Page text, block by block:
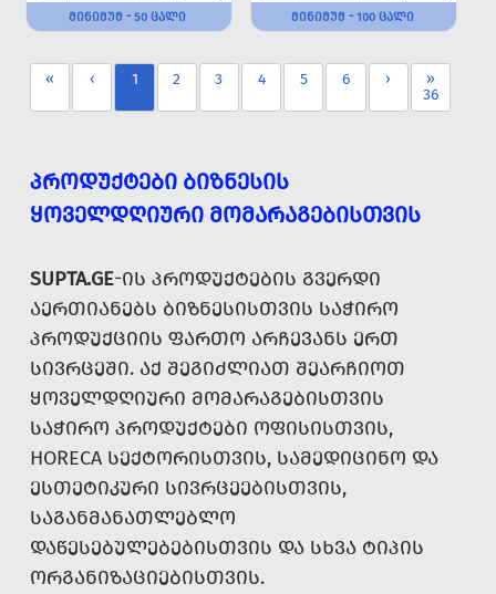
ᲛᲘᲜᲘᲛᲣᲛ - 50 ᲪᲐᲚᲘ ᲛᲘᲜᲘᲛᲣᲛ - 100 ᲪᲐᲚᲘ
« ‹ 1 2 3 4 5 6 ›
»
36
ᲞᲠᲝᲓᲣᲥᲢᲔᲑᲘ ᲑᲘᲖᲜᲔᲡᲘᲡ
ᲧᲝᲕᲔᲚᲓᲦᲘᲣᲠᲘ ᲛᲝᲛᲐᲠᲐᲒᲔᲑᲘᲡᲗᲕᲘᲡ
SUPTA.GE-ᲘᲡ ᲞᲠᲝᲓᲣᲥᲢᲔᲑᲘᲡ ᲒᲕᲔᲠᲓᲘ
ᲐᲔᲠᲗᲘᲐᲜᲔᲑᲡ ᲑᲘᲖᲜᲔᲡᲘᲡᲗᲕᲘᲡ ᲡᲐᲭᲘᲠᲝ
ᲞᲠᲝᲓᲣᲥᲪᲘᲘᲡ ᲤᲐᲠᲗᲝ ᲐᲠᲩᲔᲕᲐᲜᲡ ᲔᲠᲗ
ᲡᲘᲕᲠᲪᲔᲨᲘ. ᲐᲥ ᲨᲔᲒᲘᲫᲚᲘᲐᲗ ᲨᲔᲐᲠᲩᲘᲝᲗ
ᲧᲝᲕᲔᲚᲓᲦᲘᲣᲠᲘ ᲛᲝᲛᲐᲠᲐᲒᲔᲑᲘᲡᲗᲕᲘᲡ
ᲡᲐᲭᲘᲠᲝ ᲞᲠᲝᲓᲣᲥᲢᲔᲑᲘ ᲝᲤᲘᲡᲘᲡᲗᲕᲘᲡ,
HORECA ᲡᲔᲥᲢᲝᲠᲘᲡᲗᲕᲘᲡ, ᲡᲐᲛᲔᲓᲘᲪᲘᲜᲝ ᲓᲐ
ᲔᲡᲗᲔᲢᲘᲙᲣᲠᲘ ᲡᲘᲕᲠᲪᲔᲔᲑᲘᲡᲗᲕᲘᲡ,
ᲡᲐᲒᲐᲜᲛᲐᲜᲐᲗᲚᲔᲑᲚᲝ
ᲓᲐᲬᲔᲡᲔᲑᲣᲚᲔᲑᲔᲑᲘᲡᲗᲕᲘᲡ ᲓᲐ ᲡᲮᲕᲐ ᲢᲘᲞᲘᲡ
ᲝᲠᲒᲐᲜᲘᲖᲐᲪᲘᲔᲑᲘᲡᲗᲕᲘᲡ.